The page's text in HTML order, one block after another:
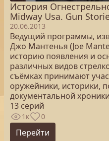
История
Midway Usa. Gun
20.06.2013
Ведущий программы,
Джо Мантенья (Joe
историю появления и
различных видов
съёмках принимают
оружейники, историки,
документальной
13 серий
1к 0
Перейти